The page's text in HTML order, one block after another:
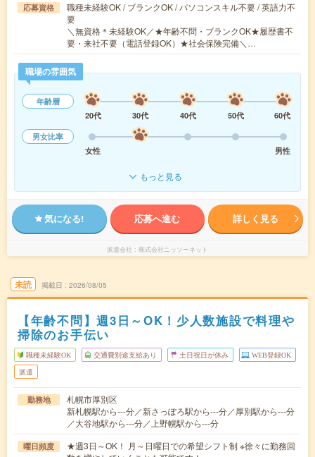
応募資格
職種未経験OK / ブランクOK / パソコンスキル不要 / 英語力不
要
＼無資格＊未経験OK／★年齢不問・ブランクOK★履歴書不
要・来社不要（電話登録OK）★社会保険完備＼…
職場の雰囲気
年齢層
20代
30代 40代 50代
60代
男女比率
女性
男性
もっと見る
気になる! 応募へ進む 詳しく見る
派遣会社 株式会社ニッソーネット
未読 掲載日 2026/08/05
【年齢不問】週3日～OK！少人数施設で料理や
掃除のお手伝い
職種未経験OK 交通費別途支給あり 土日祝日が休み WEB登録OK
派遣
勤務地
札幌市厚別区
新札幌駅から---分／新さっぽろ駅から---分／厚別駅から---分
／大谷地駅から---分／上野幌駅から---分
曜日頻度
★週3日～OK！ 月～日曜日での希望シフト制 ※徐々に勤務回